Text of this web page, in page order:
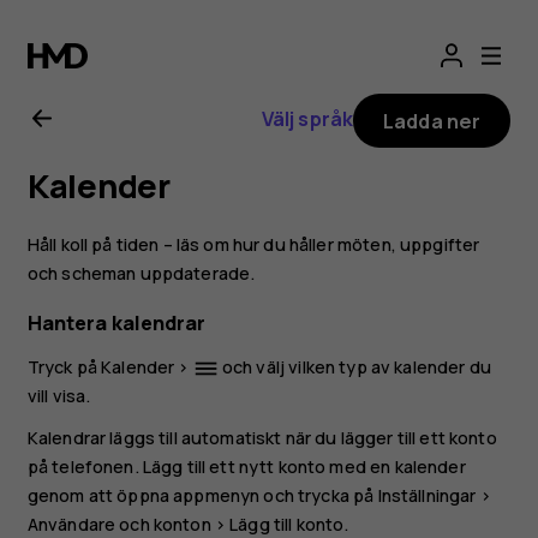
för
Nokia
2.1
Välj språk Ladda ner
Kalender
Håll koll på tiden – läs om hur du håller möten, uppgifter
och scheman uppdaterade.
Hantera kalendrar
Tryck påKalender > dehaze och välj vilken typ av kalender du
vill visa.
Kalendrar läggs till automatiskt när du lägger till ett konto
på telefonen. Lägg till ett nytt konto med en kalender
genom att öppna appmenyn och trycka på Inställningar >
Användare och konton >Lägg till konto.